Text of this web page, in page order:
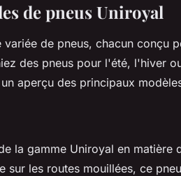
de pneus Uniroyal
de pneus, chacun conçu
des pneus pour l'été, l'hiver
aperçu des principaux
la gamme Uniroyal en matière
sur les routes mouillées, ce